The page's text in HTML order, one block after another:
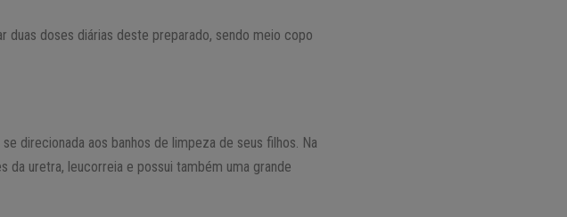
duas doses diárias deste preparado, sendo meio copo
direcionada aos banhos de limpeza de seus filhos. Na
da uretra, leucorreia e possui também uma grande